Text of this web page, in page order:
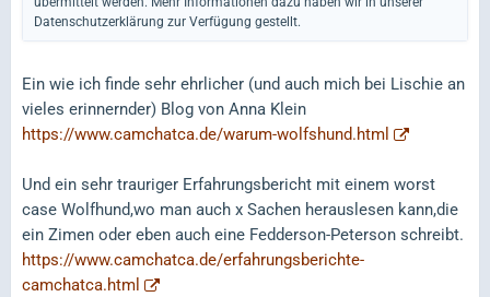
Datenschutzerklärung zur Verfügung gestellt.
Ein wie ich finde sehr ehrlicher (und auch mich bei Lischie an
vieles erinnernder) Blog von Anna Klein
https://www.camchatca.de/warum-wolfshund.html
Und ein sehr trauriger Erfahrungsbericht mit einem worst
case Wolfhund,wo man auch x Sachen herauslesen kann,die
ein Zimen oder eben auch eine Fedderson-Peterson schreibt.
https://www.camchatca.de/erfahrungsberichte-
camchatca.html